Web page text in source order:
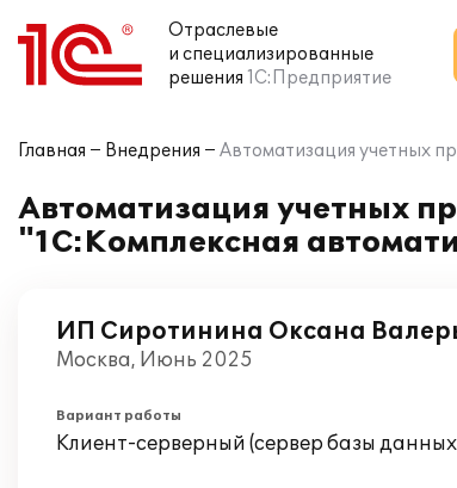
Отраслевые
и специализированные
решения 1С:Предприятие
Главная Внедрения Автоматизация учетных
Автоматизация учетных
"1С:Комплексная
ИП Сиротинина Оксана
Москва, Июнь 2025
Вариант работы
Клиент-серверный (сервер базы